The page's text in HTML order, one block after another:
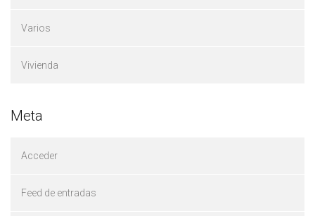
Varios
Vivienda
Meta
Acceder
Feed de entradas